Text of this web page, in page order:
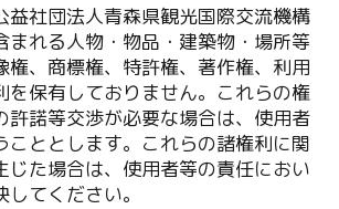
益社団法人青森県観光国際交流機構
まれる人物・物品・建築物・場所等
権、商標権、特許権、著作権、利用
を保有しておりません。これらの権
許諾等交渉が必要な場合は、使用者
こととします。これらの諸権利に関
じた場合は、使用者等の責任におい
てください。